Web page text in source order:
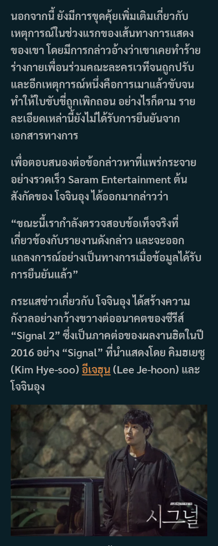
นอกจากนี้ ยังมีการขุดคุ้ยเพิ่มเติมเกี่ยวกับ
เหตุการณ์ในช่วงแรกของเส้นทางการแสดง
ของเขา โดยมีการกล่าวอ้างว่าเขาเคยทำร้าย
ร่างกายเพื่อนร่วมคณะละครเวทีจนถูกปรับ
และอีกเหตุการณ์หนึ่งคือการเมาแล้วขับจน
ทำให้ใบขับขี่ถูกเพิกถอน อย่างไรก็ตาม ราย
ละเอียดเหล่านี้ยังไม่ได้รับการยืนยันจาก
เอกสารทางการ
เพื่อตอบสนองต่อข้อกล่าวหาที่แพร่กระจาย
อย่างรวดเร็ว Saram Entertainment ต้น
สังกัดของ โจจินอุง ได้ออกมากล่าวว่า
“ขณะนี้เรากำลังตรวจสอบข้อเท็จจริงที่
เกี่ยวข้องกับรายงานดังกล่าว และจะออก
แถลงการณ์อย่างเป็นทางการเมื่อข้อมูลได้รับ
การยืนยันแล้ว”
กระแสข่าวเกี่ยวกับ โจจินอุง ได้สร้างความ
กังวลอย่างกว้างขวางต่ออนาคตของซีรีส์
“Signal 2” ซึ่งเป็นภาคต่อของผลงานฮิตในปี
2016 อย่าง “Signal” ที่นำแสดงโดย คิมฮเยซู
(Kim Hye-soo) อีเจฮุน (Lee Je-hoon) และ
โจจินอุง